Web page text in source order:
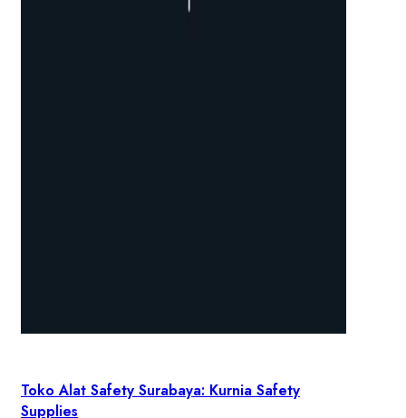
Toko Alat Safety Surabaya: Kurnia Safety
Supplies